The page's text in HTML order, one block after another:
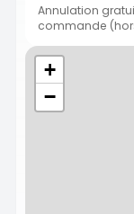
Annulation
commande
+
−